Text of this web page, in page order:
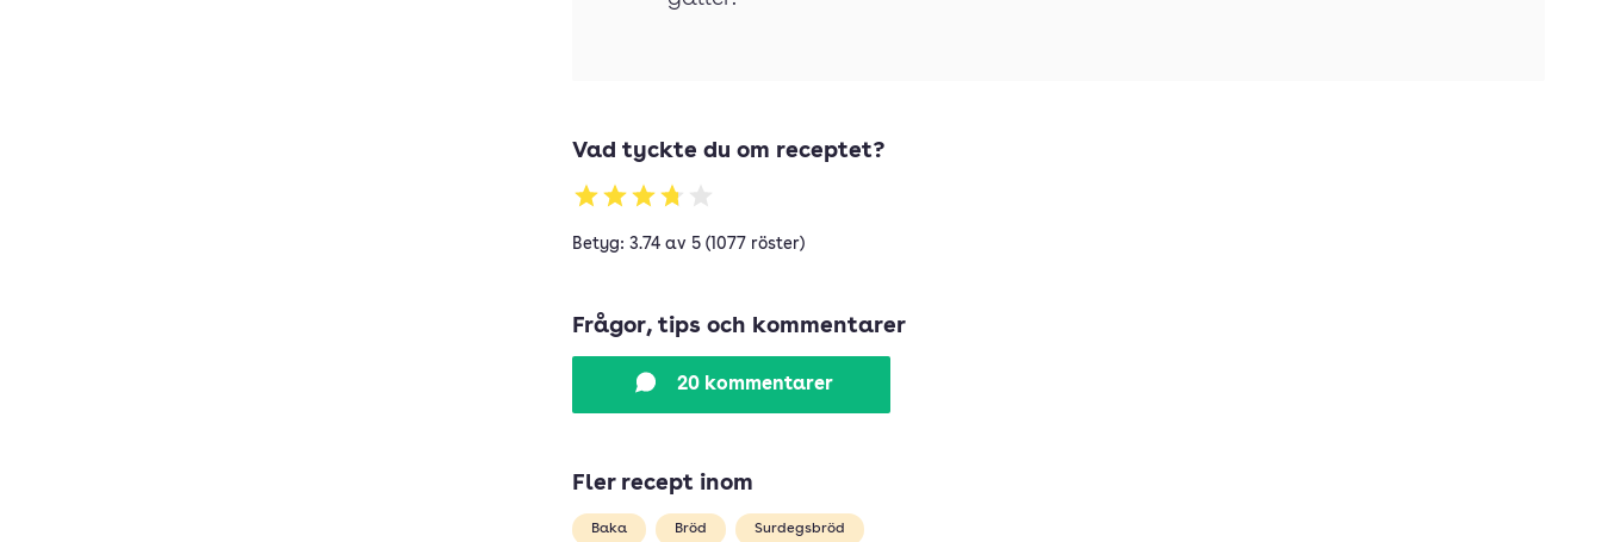
Vad tyckte du om receptet?
Betyg: 3.74 av 5 (1077 röster)
Frågor, tips och kommentarer
20 kommentarer
Fler recept inom
Baka Bröd Surdegsbröd